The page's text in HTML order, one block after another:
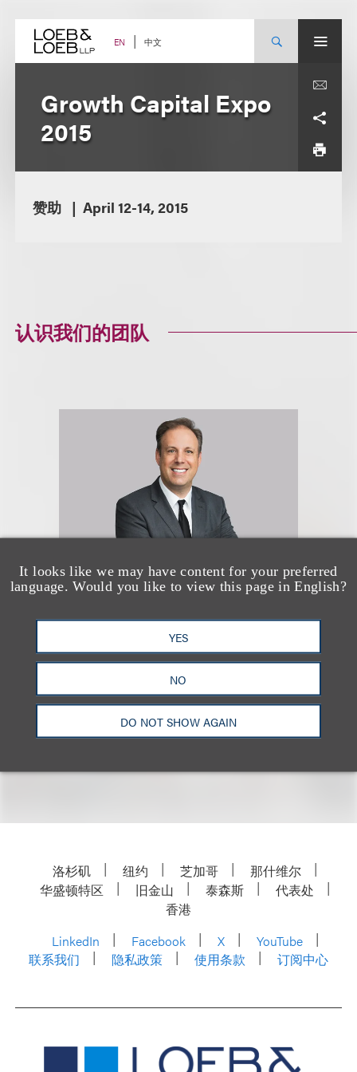
content EN 中文
It looks like we may have content for your preferred
language. Would you like to view this page in English?
YES
NO
DO NOT SHOW AGAIN
Growth Capital Expo
2015
赞助 April 12-14, 2015
认识我们的团队
Mitchell S. Nussbaum
乐博律所联席主席
+1.212.407.4159
Email
洛杉矶 纽约 芝加哥
那什维尔
华盛顿特区
旧金山 泰森斯
代表处
香港
LinkedIn
Facebook X
YouTube
联系我们
隐私政策 使用条款 订阅中心